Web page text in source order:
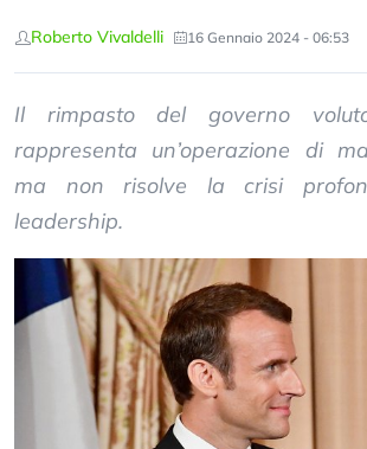
Roberto Vivaldelli 16 Gennaio 2024 - 06:53
Il rimpasto del governo
rappresenta un’operazione di
ma non risolve la crisi
leadership.